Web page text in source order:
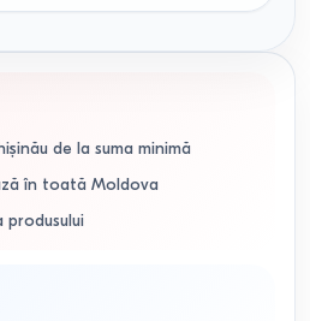
de la suma minimă
în toată Moldova
produsului